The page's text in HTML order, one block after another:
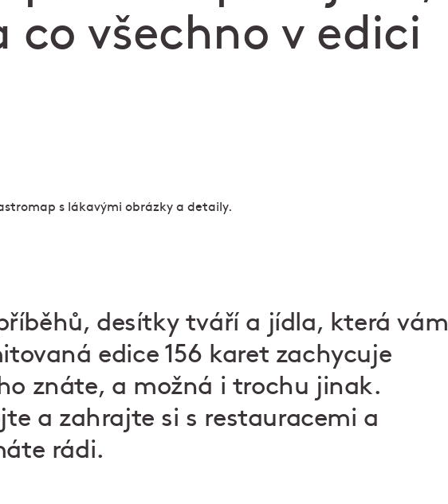
co všechno v edici
desítky tváří a jídla, která vám
edice 156 karet zachycuje
znáte, a možná i trochu jinak.
a zahrajte si s restauracemi a
rádi.